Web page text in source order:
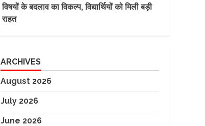
विषयों के बदलाव का विकल्प, विद्यार्थियों को मिली बड़ी
राहत
ARCHIVES
August 2026
July 2026
June 2026